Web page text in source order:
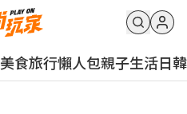
美食旅行懶人包親子生活日韓